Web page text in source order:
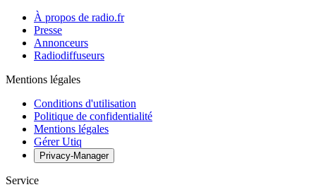
À propos de radio.fr
Presse
Annonceurs
Radiodiffuseurs
Mentions légales
Conditions d'utilisation
Politique de confidentialité
Mentions légales
Gérer Utiq
Privacy-Manager
Service